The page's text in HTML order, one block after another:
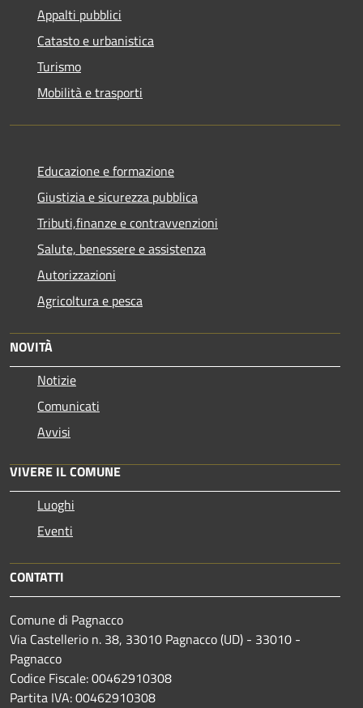
Appalti pubblici
Catasto e urbanistica
Turismo
Mobilità e trasporti
Educazione e formazione
Giustizia e sicurezza pubblica
Tributi,finanze e contravvenzioni
Salute, benessere e assistenza
Autorizzazioni
Agricoltura e pesca
NOVITÀ
Notizie
Comunicati
Avvisi
VIVERE IL COMUNE
Luoghi
Eventi
CONTATTI
Comune di Pagnacco
Via Castellerio n. 38, 33010 Pagnacco (UD) - 33010 -
Pagnacco
Codice Fiscale: 00462910308
Partita IVA: 00462910308